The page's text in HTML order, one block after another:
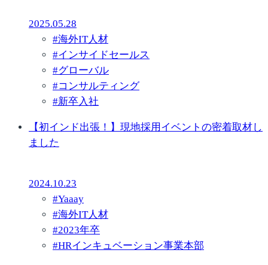
2025.05.28
#海外IT人材
#インサイドセールス
#グローバル
#コンサルティング
#新卒入社
【初インド出張！】現地採用イベントの密着取材し
ました
2024.10.23
#Yaaay
#海外IT人材
#2023年卒
#HRインキュベーション事業本部